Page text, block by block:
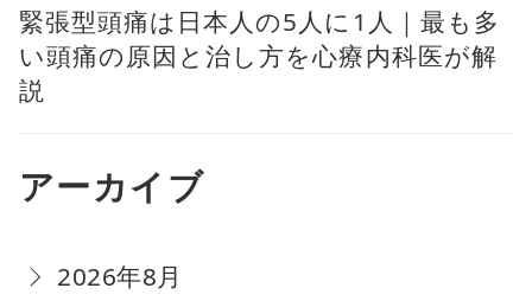
ツ
へ
移
緊張型頭痛は日本人の5人に1人｜最も多
い頭痛の原因と治し方を心療内科医が解
説
アーカイブ
2026年8月